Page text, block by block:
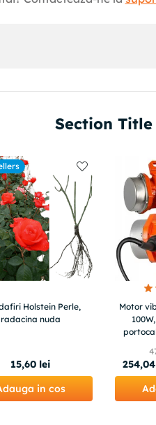
Section Title
Holstein Perle,
radacina nuda
15,60 lei
in cos
Motor
254,04